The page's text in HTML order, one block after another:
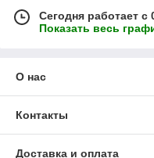
Сегодня работает с
Показать весь
О нас
Контакты
Доставка и оплата